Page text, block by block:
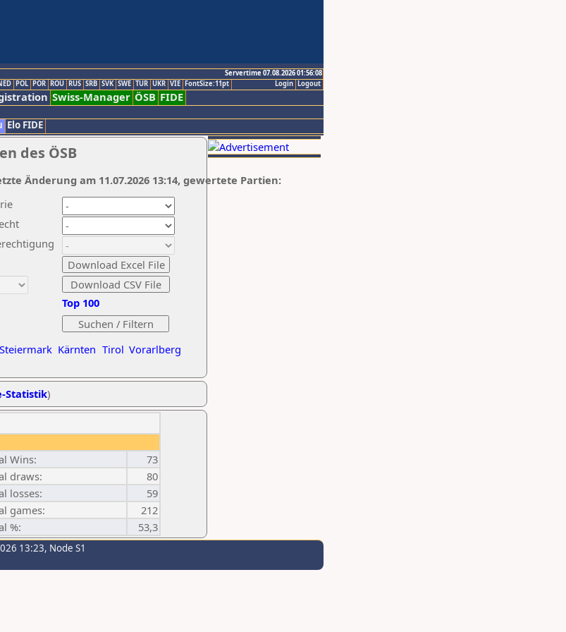
Servertime 07.08.2026 01:56:08
Logout
Login
POL POR ROU RUS SRB SVK SWE TUR UKR VIE FontSize:11pt
Swiss-Manager ÖSB FIDE
Elo FIDE
des ÖSB
Steiermark Kärnten Tirol Vorarlberg
Top 100
Änderung am 11.07.2026 13:14, gewertete Partien:
Statistik)
Wins:
73
draws:
80
losses:
59
games:
212
%: 53,3
13:23, Node S1